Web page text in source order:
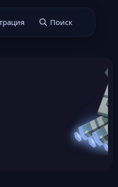
Подать заявку
Поиск